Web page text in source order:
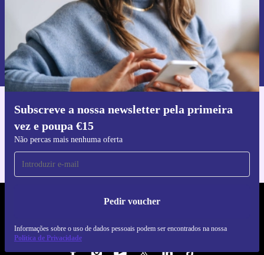
Subscreve a nossa newsletter pela primeira
vez e poupa €15
Não percas mais nenhuma oferta
Pedir voucher
Informações sobre o uso de dados pessoais podem ser encontrados na nossa
Política de Privacidade
Pedir voucher
Informações sobre o uso de dados pessoais podem ser encontrados na
nossa
Política de Privacidade.
Faz o download da app refurbed
Para iOS e Android
REFURBED PORTUGAL - RETHINK NEW.
SEGUE-NOS